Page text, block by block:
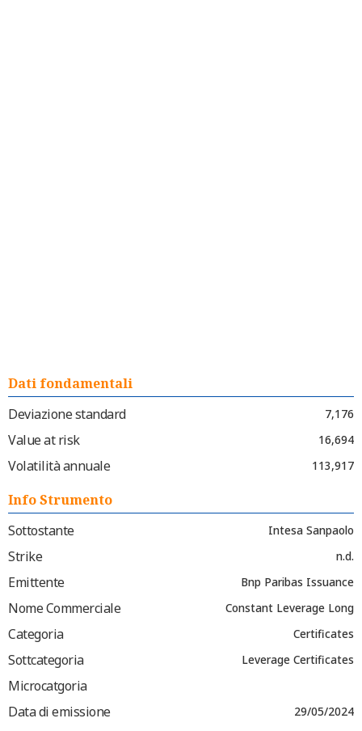
Dati fondamentali
Deviazione standard
7,176
Value at risk 16,694
Volatilità annuale 113,917
Info Strumento
Sottostante
Intesa Sanpaolo
Strike n.d.
Emittente Bnp Paribas Issuance
Nome Commerciale Constant Leverage Long
Categoria Certificates
Sottcategoria Leverage Certificates
Microcatgoria
Data di emissione
29/05/2024